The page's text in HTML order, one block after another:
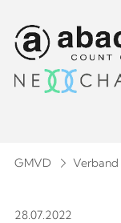
GMVD Verband
28.07.2022